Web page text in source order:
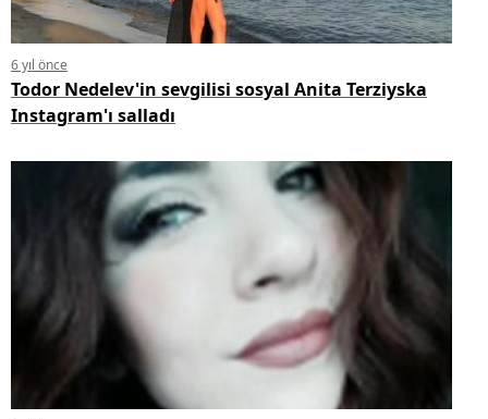
6 yıl önce
Todor Nedelev'in sevgilisi sosyal Anita Terziyska
Instagram'ı salladı